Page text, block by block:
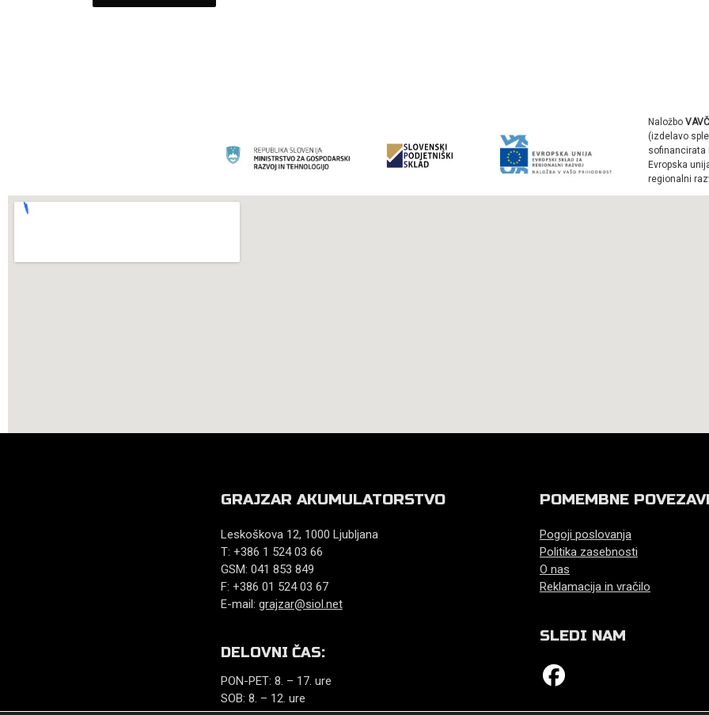
Naložbo
(izdelavo
sofinancirata
Evropska
regionalni
GRAJZAR AKUMULATORSTVO
Leskoškova 12, 1000 Ljubljana
T: +386 1 524 03 66
GSM: 041 853 849
F: +386 01 524 03 67
E-mail: grajzar@siol.net
DELOVNI ČAS:
PON-PET: 8. – 17. ure
SOB: 8. – 12. ure
POMEMBNE
Pogoji poslovanja
Politika zasebnosti
O nas
Reklamacija in vračilo
SLEDI NAM